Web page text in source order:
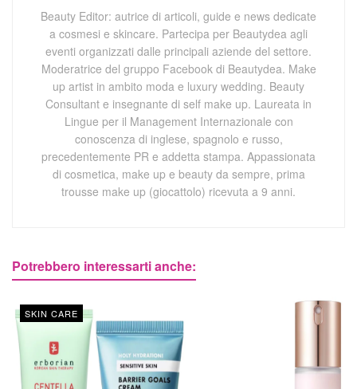
Beauty Editor: autrice di articoli, guide e news dedicate
a cosmesi e skincare. Partecipa per Beautydea agli
eventi organizzati dalle principali aziende del settore.
Moderatrice del gruppo Facebook di Beautydea. Make
up artist in ambito moda e luxury wedding. Beauty
Consultant e insegnante di self make up. Laureata in
Lingue per il Management Internazionale con
conoscenza di inglese, spagnolo e russo,
precedentemente PR e addetta stampa. Appassionata
di cosmetica, make up e beauty da sempre, prima
trousse make up (giocattolo) ricevuta a 9 anni.
Potrebbero interessarti anche:
SKIN CARE